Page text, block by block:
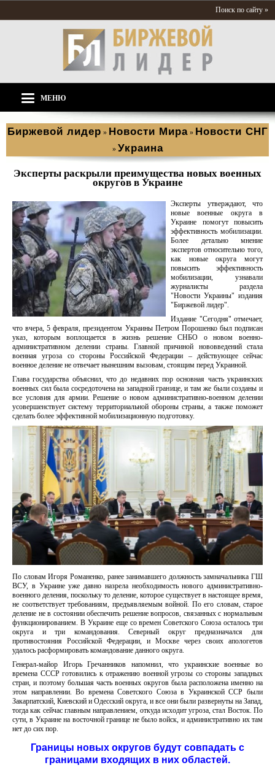
Поиск по сайту »
МЕНЮ
Биржевой лидер » Новости Мира » Новости СНГ
» Украина
Эксперты раскрыли преимущества новых военных
округов в Украине
Эксперты утверждают, что
новые военные округа в
Украине помогут повысить
эффективность мобилизации.
Более детально мнение
экспертов относительно того,
как новые округа могут
повысить эффективность
мобилизации, узнавали
журналисты раздела
"Новости Украины" издания
"Биржевой лидер".
Издание "Сегодня" отмечает,
что вчера, 5 февраля, президентом Украины Петром Порошенко был подписан
указ, которым воплощается в жизнь решение СНБО о новом военно-
административном делении страны. Главной причиной нововведений стала
военная угроза со стороны Российской Федерации – действующее сейчас
военное деление не отвечает нынешним вызовам, стоящим перед Украиной.
Глава государства объяснил, что до недавних пор основная часть украинских
военных сил была сосредоточена на западной границе, и там же были созданы и
все условия для армии. Решение о новом административно-военном делении
усовершенствует систему территориальной обороны страны, а также поможет
сделать более эффективной мобилизационную подготовку.
По словам Игоря Романенко, ранее занимавшего должность замначальника ГШ
ВСУ, в Украине уже давно назрела необходимость нового административно-
военного деления, поскольку то деление, которое существует в настоящее время,
не соответствует требованиям, предъявляемым войной. По его словам, старое
деление не в состоянии обеспечить решение вопросов, связанных с нормальным
функционированием. В Украине еще со времен Советского Союза осталось три
округа и три командования. Северный округ предназначался для
противостояния Российской Федерации, и Москве через своих апологетов
удалось расформировать командование данного округа.
Генерал-майор Игорь Гречанников напомнил, что украинские военные во
времена СССР готовились к отражению военной угрозы со стороны западных
стран, и поэтому большая часть военных округов была расположена именно на
этом направлении. Во времена Советского Союза в Украинской ССР были
Закарпатский, Киевский и Одесский округа, и все они были развернуты на Запад,
тогда как сейчас главным направлением, откуда исходит угроза, стал Восток. По
сути, в Украине на восточной границе не было войск, и административно их там
нет до сих пор.
Границы новых округов будут совпадать с
границами входящих в них областей.